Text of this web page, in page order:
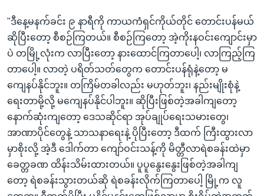
"ဒီနေ့မနက်ခင်း ၉ နာရီကို ကာယကံရှင်ကိုယ်တိုင် တောင်းပန်မယ်
ဆိုပြီးတော့ စီစဉ်ကြတယ်။ စီစဉ်ကြတော့ အဲ့ကိုးနဝင်းကျောင်းမှာ
ပဲ တမြို့လုံးက လာပြီးတော့ နားထောင်ကြတာပေါ့၊ လာကြည့်ကြ
တာပေါ့။ လာတဲ့ ပရိတ်သတ်တွေက တောင်းပန်ရုံနဲ့တော့ မ
ကျေနပ်နိုင်ဘူး။ တကြိမ်တခါလည်း မဟုတ်ဘူး၊ နည်းမျိုးစုံနဲ့
ရေးတာမို့လို့ မကျေနပ်နိုင်ပါဘူး။ ဆိုပြီးဖြစ်တဲ့အခါကျတော့
နောက်ဆုံးကျတော့ ဒေသဆိုင်ရာ အုပ်ချုပ်ရေးသမားတွေ၊
အာဏာပိုင်တွေနဲ့ သာသနာရေးနဲ့ ပိုပြီးတော့ ဒီထက် ကြီးထွားလာ
မှာစိုးလို့ အဲ့ဒီ ဒေါက်တာ ကျော်ဝင်းသန့်ကို မိတ္တီလာရဲစခန်းထဲမှာ
ခေတ္တခဏ ထိန်းသိမ်းထားတယ်။ ပူပူနွေးနွေးဖြစ်တဲ့အခါကျ
တော့ ရဲစခန်းသွားတယ်ဆို ရဲစခန်းလိုက်ကြတာပေါ့ မြို့က လူ